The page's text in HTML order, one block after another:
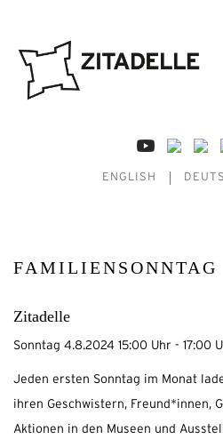
ENGLISH
FAMILIENSONNTAG
Zitadelle
Sonntag 4.8.2024 15:00 Uhr - 17:00
Jeden ersten Sonntag im Monat
ihren Geschwistern, Freund*innen,
Aktionen in den Museen und